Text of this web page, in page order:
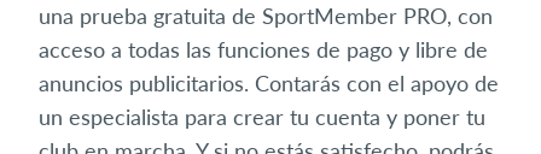
una prueba gratuita de SportMember PRO, con
acceso a todas las funciones de pago y libre de
anuncios publicitarios. Contarás con el apoyo de
un especialista para crear tu cuenta y poner tu